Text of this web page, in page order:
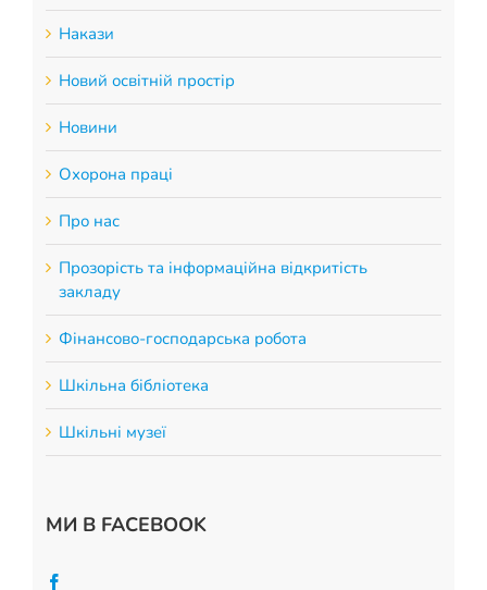
Накази
Новий освітній простір
Новини
Охорона праці
Про нас
Прозорість та інформаційна відкритість
закладу
Фінансово-господарська робота
Шкільна бібліотека
Шкільні музеї
МИ В FACEBOOK